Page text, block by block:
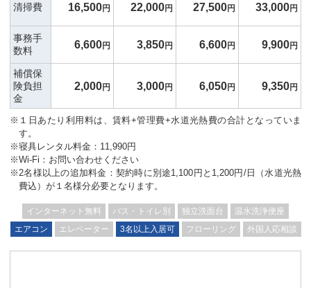
清掃費 16,500円 22,000円 27,500円 33,000円
事務手
数料
6,600円 3,850円 6,600円 9,900円
補償保
険負担
金
2,000円 3,000円 6,050円 9,350円
※１日あたり利用料は、賃料+管理費+水道光熱費の合計となっていま
す。
※寝具レンタル料金：11,990円
※Wi-Fi：お問い合わせください
※2名様以上の追加料金：契約時に別途1,100円と1,200円/日（水道光熱
費込）が１名様分必要となります。
インターネット無料 バス・トイレ別 独立洗面台
温水洗浄便座
エアコン
エレベーター 3名以上入居可 フローリング 外国人応相談